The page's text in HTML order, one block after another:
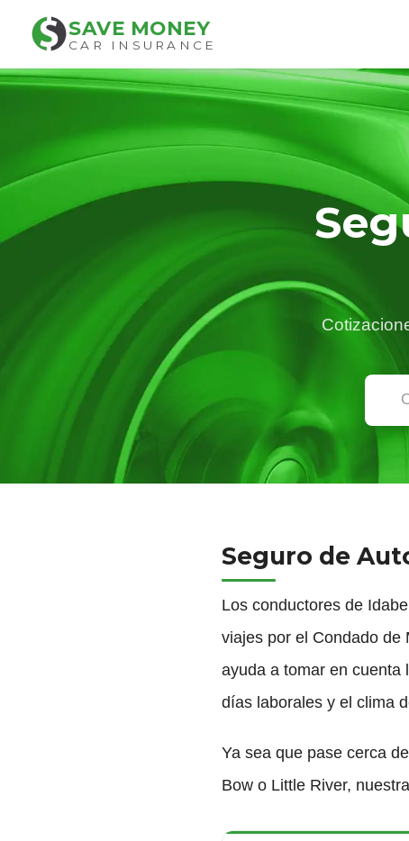
SAVE MONEY
CAR INSURANCE
Seguro de
Los conductores de
viajes por el Condado de
ayuda a tomar en cuenta
días laborales y el clima
Ya sea que pase cerca
Bow o Little River,